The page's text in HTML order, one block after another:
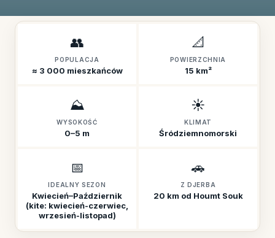
👥
POPULACJA
≈ 3 000 mieszkańców
📐
POWIERZCHNIA
15 km²
⛰️
WYSOKOŚĆ
0–5 m
☀️
KLIMAT
Śródziemnomorski
📅
IDEALNY SEZON
Kwiecień–Październik
(kite: kwiecień-czerwiec,
wrzesień-listopad)
🚗
Z DJERBA
20 km od Houmt Souk